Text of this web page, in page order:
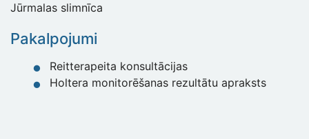
Jūrmalas slimnīca
Pakalpojumi
Reitterapeita konsultācijas
Holtera monitorēšanas rezultātu apraksts